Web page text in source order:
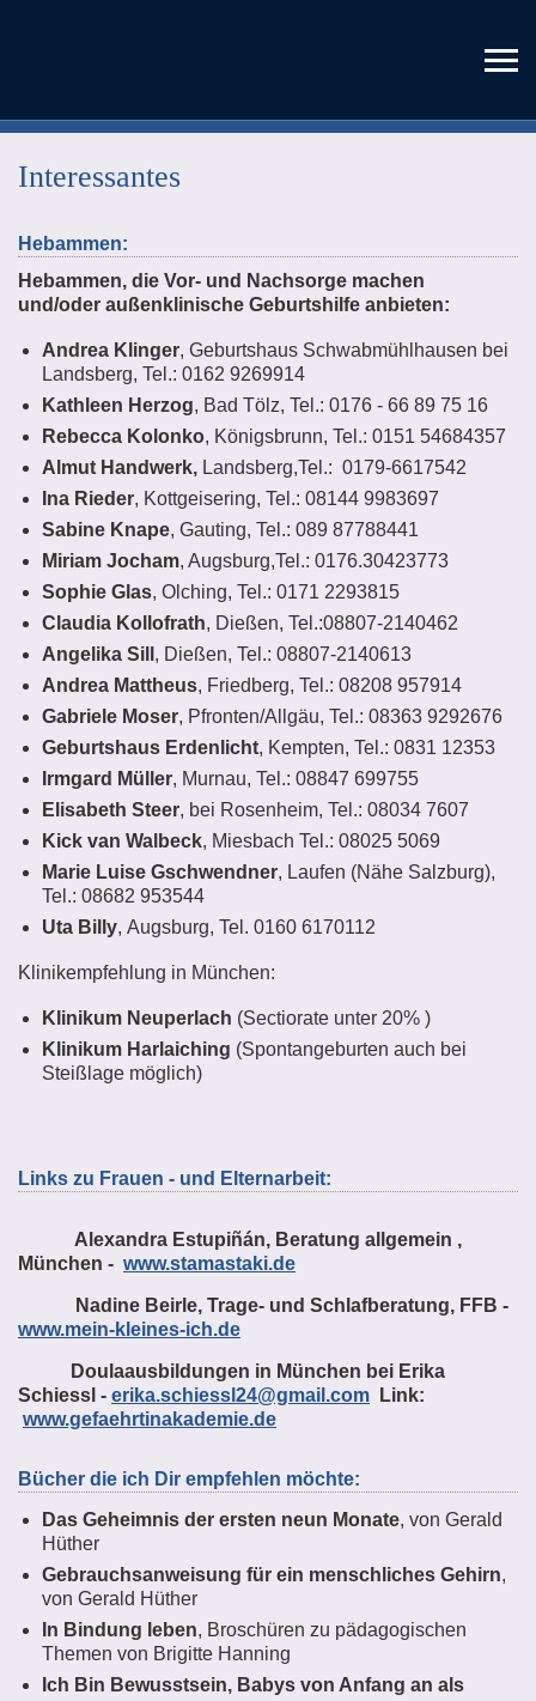
Geburtsvorbereitungskurse
Haptonomische Babystunden
Allgemeine Informationen
Doula
Fortbildungen
Bildergalerie und CD zum Kurs
Neue Leitlinien
Eltern sein
Babymassage
Sternenkinder
Belastende Erfahrungen
Einzelarbeit
Paarbegleitung
Systemische Arbeit
Selbsterfahrung
Enlightenment Intensive
Dyadenarbeit
Intuitives Atmen
Selbst-Führung
Ausbildung INNENREISE
Termine
Termine Geburtsvorbereitung
Termine Ausbildungen
Termine Enlightenment Intensive
Termine Dyadenarbeit
Termine Atmen
Termine Kommunikation
Termine Selbst-Führung
Preisstaffel
Kontakt
Gästebuch
Interessantes
Hebammen:
Hebammen, die Vor- und Nachsorge machen
und/oder außenklinische Geburtshilfe anbieten:
Andrea Klinger, Geburtshaus Schwabmühlhausen bei
Landsberg, Tel.: 0162 9269914
Kathleen Herzog, Bad Tölz, Tel.: 0176 - 66 89 75 16
Rebecca Kolonko, Königsbrunn, Tel.: 0151 54684357
Almut Handwerk, Landsberg,Tel.: 0179-6617542
Ina Rieder, Kottgeisering, Tel.: 08144 9983697
Sabine Knape, Gauting, Tel.: 089 87788441
Miriam Jocham, Augsburg,Tel.: 0176.30423773
Sophie Glas, Olching, Tel.: 0171 2293815
Claudia Kollofrath, Dießen, Tel.:08807-2140462
Angelika Sill , Dießen, Tel.: 08807-2140613
Andrea Mattheus, Friedberg, Tel.: 08208 957914
Gabriele Moser, Pfronten/Allgäu, Tel.: 08363 9292676
Geburtshaus Erdenlicht, Kempten, Tel.: 0831 12353
Irmgard Müller, Murnau, Tel.: 08847 699755
Elisabeth Steer, bei Rosenheim, Tel.: 08034 7607
Kick van Walbeck, Miesbach Tel.: 08025 5069
Marie Luise Gschwendner, Laufen (Nähe Salzburg),
Tel.: 08682 953544
Uta Billy, Augsburg, Tel. 0160 6170112
Klinikempfehlung in München:
Klinikum Neuperlach (Sectiorate unter 20% )
Klinikum Harlaiching (Spontangeburten auch bei
Steißlage möglich)
Links zu Frauen - und Elternarbeit:
Alexandra Estupiñán, Beratung allgemein ,
München - www.stamastaki.de
Nadine Beirle, Trage- und Schlafberatung, FFB -
www.mein-kleines-ich.de
Doulaausbildungen in München bei Erika
Schiessl - erika.schiessl24@gmail.com
Link:
www.gefaehrtinakademie.de
Bücher die ich Dir empfehlen möchte:
Das Geheimnis der ersten neun Monate, von Gerald
Hüther
Gebrauchsanweisung für ein menschliches Gehirn,
von Gerald Hüther
In Bindung leben, Broschüren zu pädagogischen
Themen von Brigitte Hanning
Ich Bin Bewusstsein, Babys von Anfang an als